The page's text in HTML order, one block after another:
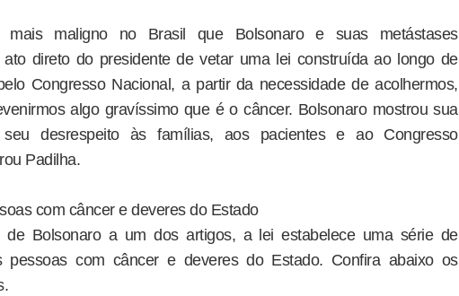
mais maligno no Brasil que Bolsonaro e suas metástases
ato direto do presidente de vetar uma lei construída ao longo de
Congresso Nacional, a partir da necessidade de acolhermos,
algo gravíssimo que é o câncer. Bolsonaro mostrou sua
seu desrespeito às famílias, aos pacientes e ao Congresso
Padilha.
com câncer e deveres do Estado
de Bolsonaro a um dos artigos, a lei estabelece uma série de
pessoas com câncer e deveres do Estado. Confira abaixo os